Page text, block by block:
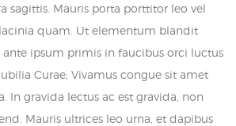
sagittis. Mauris porta porttitor leo vel
quam. Ut elementum blandit
ipsum primis in faucibus orci luctus
Curae; Vivamus congue sit amet
In gravida lectus ac est gravida, non
Mauris ultrices leo urna, et dapibus